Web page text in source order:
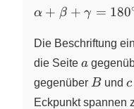
\alpha
+
\gamma
= 180
^\circ
α + β + γ = 180
Die Beschriftung
die Seite a
a
gegenüber B
Bund c
c
Eckpunkt spannen